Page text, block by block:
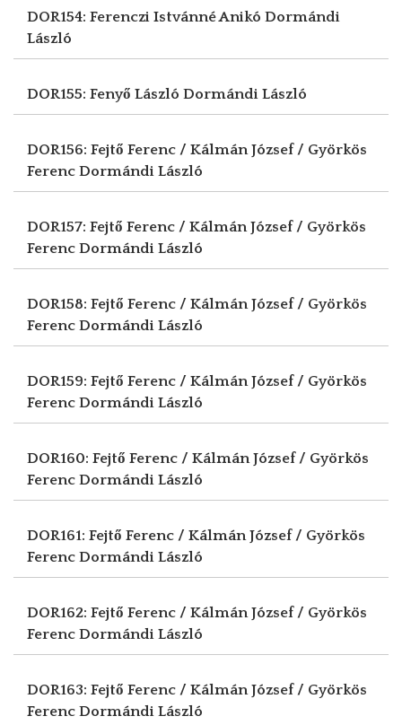
DOR154: Ferenczi Istvánné Anikó Dormándi
László
DOR155: Fenyő László Dormándi László
DOR156: Fejtő Ferenc / Kálmán József / Györkös
Ferenc Dormándi László
DOR157: Fejtő Ferenc / Kálmán József / Györkös
Ferenc Dormándi László
DOR158: Fejtő Ferenc / Kálmán József / Györkös
Ferenc Dormándi László
DOR159: Fejtő Ferenc / Kálmán József / Györkös
Ferenc Dormándi László
DOR160: Fejtő Ferenc / Kálmán József / Györkös
Ferenc Dormándi László
DOR161: Fejtő Ferenc / Kálmán József / Györkös
Ferenc Dormándi László
DOR162: Fejtő Ferenc / Kálmán József / Györkös
Ferenc Dormándi László
DOR163: Fejtő Ferenc / Kálmán József / Györkös
Ferenc Dormándi László